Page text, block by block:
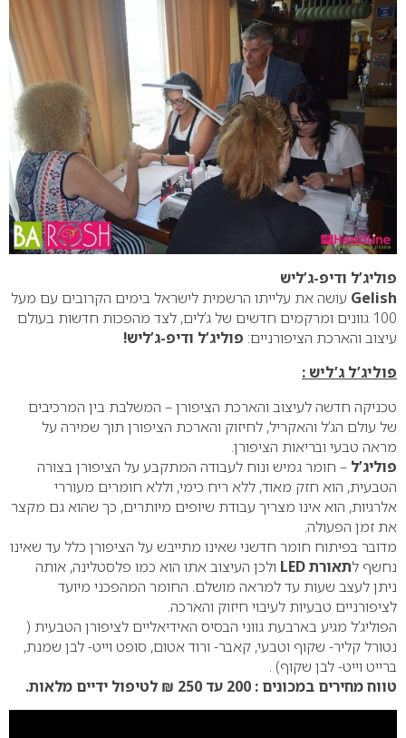
פוליג’ל ודיפ-ג’ליש
Gelish עושה את עלייתו הרשמית לישראל בימים הקרובים עם מעל
100 גוונים ומרקמים חדשים של ג’לים, לצד מהפכות חדשות בעולם
עיצוב והארכת הציפורניים: פוליג’ל ודיפ-ג’ליש!
פוליג’ל ג’ליש :
טכניקה חדשה לעיצוב והארכת הציפורן – המשלבת בין המרכיבים
של עולם הג’ל והאקריל, לחיזוק והארכת הציפורן תוך שמירה על
מראה טבעי ובריאות הציפורן.
פוליג’ל – חומר גמיש ונוח לעבודה המתקבע על הציפורן בצורה
הטבעית, הוא חזק מאוד, ללא ריח כימי, וללא חומרים מעוררי
אלרגיות, הוא אינו מצריך עבודת שיופים מיותרים, כך שהוא גם מקצר
את זמן הפעולה.
מדובר בפיתוח חומר חדשני שאינו מתייבש על הציפורן כלל עד שאינו
נחשף לתאורת LED
ולכן העיצוב אתו הוא כמו פלסטלינה, אותה
ניתן לעצב שעות עד למראה מושלם. החומר המהפכני מיועד
לציפורניים טבעיות לעיבוי חיזוק והארכה.
הפוליג’ל מגיע בארבעת גווני הבסיס האידיאליים לציפורן הטבעית (
נטורל קליר- שקוף וטבעי, קאבר- ורוד אטום, סופט וייט- לבן שמנת,
ברייט וייט- לבן שקוף) .
טווח מחירים במכונים : 200 עד 250 ₪ לטיפול ידיים מלאות.